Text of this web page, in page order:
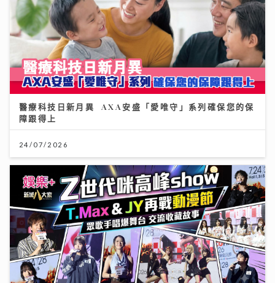
醫療科技日新月異 AXA安盛「愛唯守」系列確保您的保
障跟得上
24/07/2026